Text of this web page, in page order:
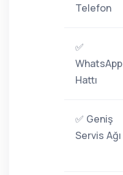
Telefon
✅
WhatsApp
Hattı
✅ Geniş
Servis Ağı